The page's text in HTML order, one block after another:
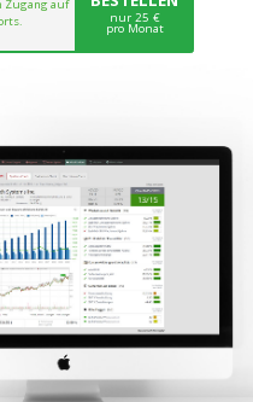
Zugang auf
nur 25 €
pro Monat